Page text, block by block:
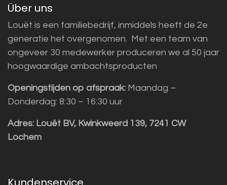
Über uns
Louët is een familiebedrijf, inmiddels heeft de 2e
generatie het overgenomen. Met een team van
ongeveer 30 medewerker produceren we al 50 jaar
hoogwaardige ambachtsproducten
Openingstijden op afspraak: Maandag –
Donderdag: 8:30 – 16:30 uur
Adres: Louët BV, Kwinkweerd 139, 7241 CW
Lochem